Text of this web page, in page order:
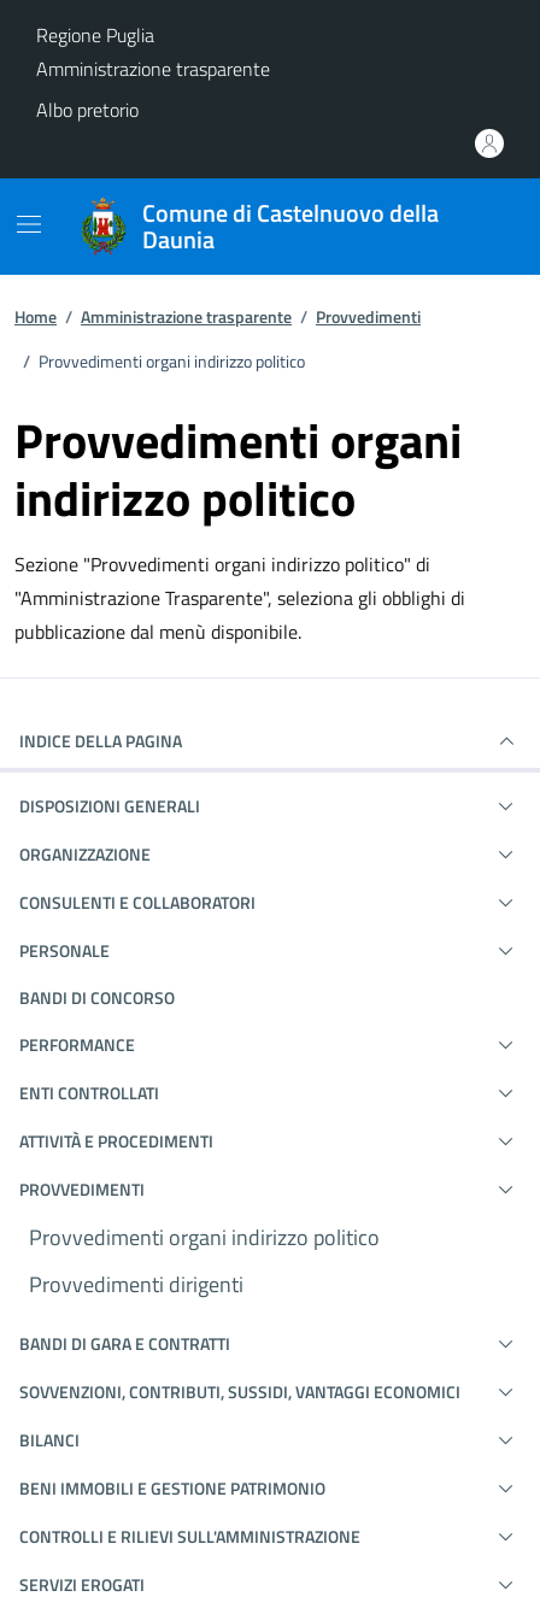
Regione Puglia
Amministrazione trasparente
Albo pretorio
Comune di Castelnuovo della
Daunia
Home / Amministrazione trasparente / Provvedimenti
/ Provvedimenti organi indirizzo politico
Provvedimenti organi
indirizzo politico
Sezione "Provvedimenti organi indirizzo politico" di
"Amministrazione Trasparente", seleziona gli obblighi di
pubblicazione dal menù disponibile.
INDICE DELLA PAGINA
DISPOSIZIONI GENERALI
ORGANIZZAZIONE
CONSULENTI E COLLABORATORI
PERSONALE
BANDI DI CONCORSO
PERFORMANCE
ENTI CONTROLLATI
ATTIVITÀ E PROCEDIMENTI
PROVVEDIMENTI
Provvedimenti organi indirizzo politico
Provvedimenti dirigenti
BANDI DI GARA E CONTRATTI
SOVVENZIONI, CONTRIBUTI, SUSSIDI, VANTAGGI ECONOMICI
BILANCI
BENI IMMOBILI E GESTIONE PATRIMONIO
CONTROLLI E RILIEVI SULL'AMMINISTRAZIONE
SERVIZI EROGATI